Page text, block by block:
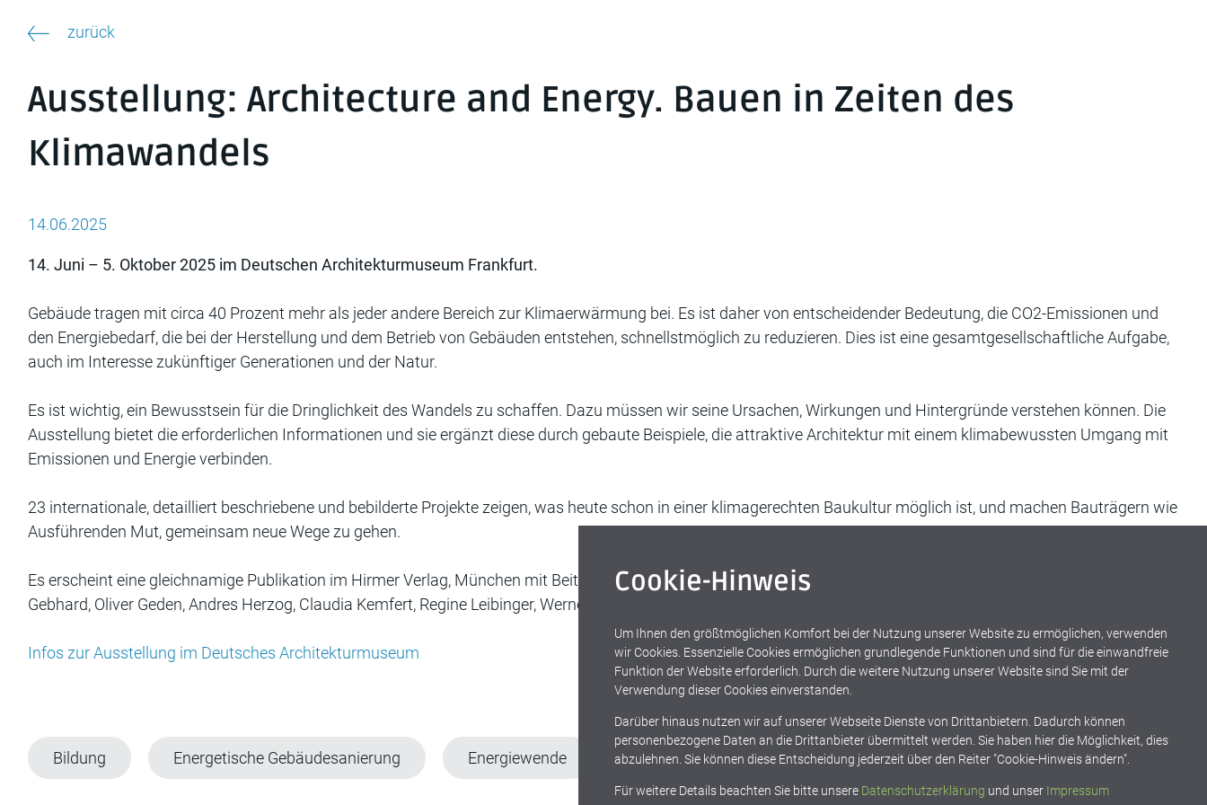
zurück
Ausstellung: Architecture and Energy. Bauen in Zeiten des
Klimawandels
14.06.2025
14. Juni – 5. Oktober 2025 im Deutschen Architekturmuseum Frankfurt.
Gebäude tragen mit circa 40 Prozent mehr als jeder andere Bereich zur Klimaerwärmung bei. Es ist daher von entscheidender Bedeutung, die CO2-Emissionen und
den Energiebedarf, die bei der Herstellung und dem Betrieb von Gebäuden entstehen, schnellstmöglich zu reduzieren. Dies ist eine gesamtgesellschaftliche Aufgabe,
auch im Interesse zukünftiger Generationen und der Natur.
Es ist wichtig, ein Bewusstsein für die Dringlichkeit des Wandels zu schaffen. Dazu müssen wir seine Ursachen, Wirkungen und Hintergründe verstehen können. Die
Ausstellung bietet die erforderlichen Informationen und sie ergänzt diese durch gebaute Beispiele, die attraktive Architektur mit einem klimabewussten Umgang mit
Emissionen und Energie verbinden.
23 internationale, detailliert beschriebene und bebilderte Projekte zeigen, was heute schon in einer klimagerechten Baukultur möglich ist, und machen Bauträgern wie
Ausführenden Mut, gemeinsam neue Wege zu gehen.
Es erscheint eine gleichnamige Publikation im Hirmer Verlag, München mit Beiträgen von Heinrich Bökamp, Brian Cody, Gustav Düsing, Maxim von Gagern, Andrea
Gebhard, Oliver Geden, Andres Herzog, Claudia Kemfert, Regine Leibinger, Werner Sobek, Cord Soehlke, Angèle Tersluisen, Katharina Volgger u.a.
Infos zur Ausstellung im Deutsches Architekturmuseum
Bildung Energetische Gebäudesanierung Energiewende Klimawandel Nachhaltigkeit Wärmewende
Cookie-Hinweis
Um Ihnen den größtmöglichen Komfort bei der Nutzung unserer Website zu ermöglichen, verwenden
wir Cookies. Essenzielle Cookies ermöglichen grundlegende Funktionen und sind für die einwandfreie
Funktion der Website erforderlich. Durch die weitere Nutzung unserer Website sind Sie mit der
Verwendung dieser Cookies einverstanden.
Darüber hinaus nutzen wir auf unserer Webseite Dienste von Drittanbietern. Dadurch können
personenbezogene Daten an die Drittanbieter übermittelt werden. Sie haben hier die Möglichkeit, dies
abzulehnen. Sie können diese Entscheidung jederzeit über den Reiter "Cookie-Hinweis ändern".
Für weitere Details beachten Sie bitte unsere Datenschutzerklärung und unser Impressum